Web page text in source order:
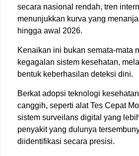
secara nasional rendah, tren
menunjukkan kurva yang
hingga awal 2026.
Kenaikan ini bukan semata-mata
kegagalan sistem kesehatan,
bentuk keberhasilan deteksi dini.
Berkat adopsi teknologi
canggih, seperti alat Tes Cepat
sistem surveilans digital yang
penyakit yang dulunya
diidentifikasi secara presisi.